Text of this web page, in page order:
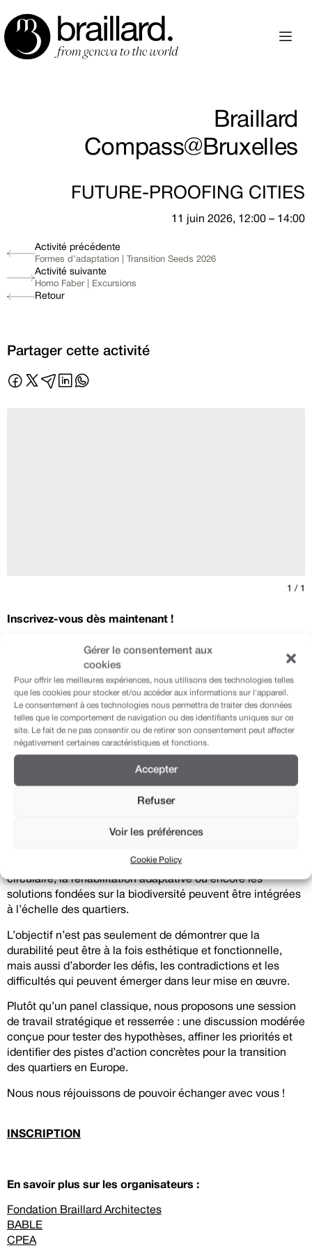
Gérer le consentement aux
cookies
Pour offrir les meilleures expériences, nous utilisons des technologies telles
que les cookies pour stocker et/ou accéder aux informations sur l'appareil.
Le consentement à ces technologies nous permettra de traiter des données
telles que le comportement de navigation ou des identifiants uniques sur ce
site. Le fait de ne pas consentir ou de retirer son consentement peut affecter
négativement certaines caractéristiques et fonctions.
Accepter
Refuser
Voir les préférences
Cookie Policy
Braillard
Compass@Bruxelles
FUTURE-PROOFING CITIES
11 juin 2026, 12:00 – 14:00
Activité précédente
Formes d’adaptation | Transition Seeds 2026
Activité suivante
Homo Faber | Excursions
Retour
Partager cette activité
1 / 1
Inscrivez-vous dès maintenant !
La Fondation Braillard Architectes s’associe au NEB Lab «
Sustainable and Inclusive Neighbourhoods », porté par
BABLE Smart Cities, CPEA, DGNB, Drees & Sommer et
ICLEI, pour organiser un événement à Bruxelles dans le
cadre du NEB Festival, le 11 juin 2026.
Cet événement NEB Lab x Braillard Compass à Bruxelles
vise à réunir décideurs publics, praticiens, chercheurs et
acteurs civiques afin d’échanger autour de la transition
écologique des villes et des territoires, dans un contexte en
The Eco-Century Project®, Commit2Green
montrer comment des approches telles que la construction
circulaire, la réhabilitation adaptative ou encore les
solutions fondées sur la biodiversité peuvent être intégrées
à l’échelle des quartiers.
L’objectif n’est pas seulement de démontrer que la
durabilité peut être à la fois esthétique et fonctionnelle,
mais aussi d’aborder les défis, les contradictions et les
difficultés qui peuvent émerger dans leur mise en œuvre.
Plutôt qu’un panel classique, nous proposons une session
de travail stratégique et resserrée : une discussion modérée
conçue pour tester des hypothèses, affiner les priorités et
identifier des pistes d’action concrètes pour la transition
des quartiers en Europe.
Nous nous réjouissons de pouvoir échanger avec vous !
INSCRIPTION
En savoir plus sur les organisateurs :
Fondation Braillard Architectes
BABLE
CPEA